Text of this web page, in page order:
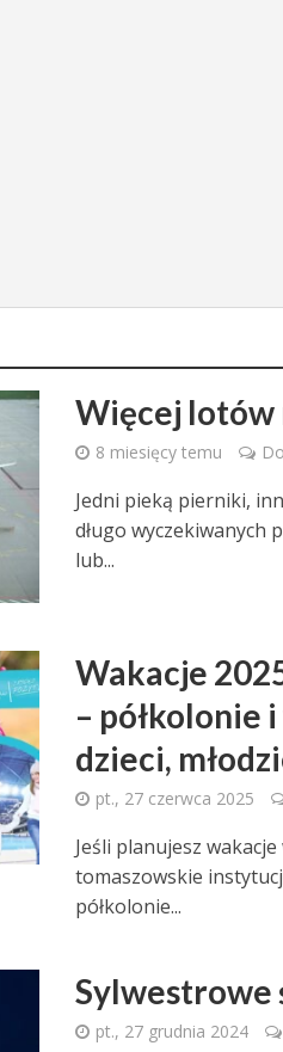
Więcej lotów
8 miesięcy temu
Jedni pieką pierniki,
długo wyczekiwanych
lub...
Wakacje
– półkolonie
dzieci,
pt., 27 czerwca 2025
Jeśli planujesz
tomaszowskie
półkolonie...
Sylwestrowe
pt., 27 grudnia 2024